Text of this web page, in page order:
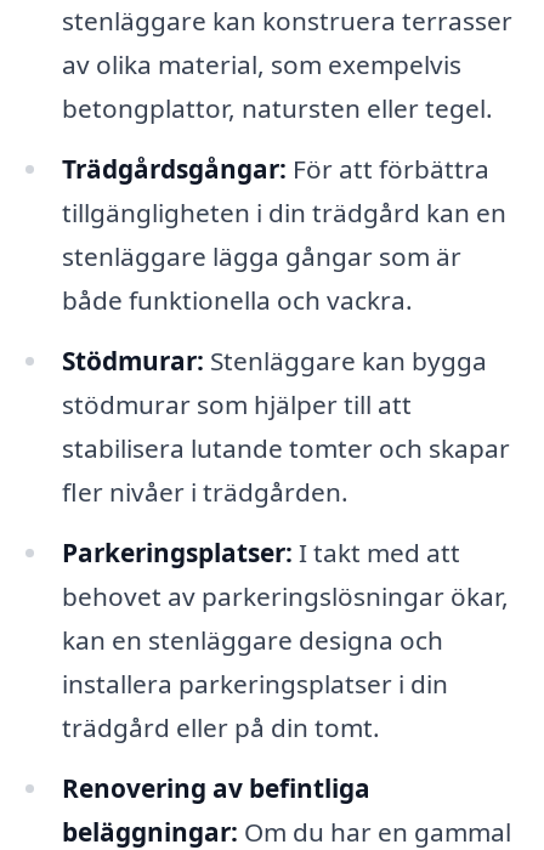
stenläggare kan konstruera terrasser
av olika material, som exempelvis
betongplattor, natursten eller tegel.
Trädgårdsgångar: För att förbättra
tillgängligheten i din trädgård kan en
stenläggare lägga gångar som är
både funktionella och vackra.
Stödmurar: Stenläggare kan bygga
stödmurar som hjälper till att
stabilisera lutande tomter och skapar
fler nivåer i trädgården.
Parkeringsplatser: I takt med att
behovet av parkeringslösningar ökar,
kan en stenläggare designa och
installera parkeringsplatser i din
trädgård eller på din tomt.
Renovering av befintliga
beläggningar: Om du har en gammal